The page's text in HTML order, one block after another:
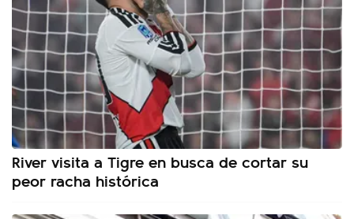
River visita a Tigre en busca de cortar su
peor racha histórica